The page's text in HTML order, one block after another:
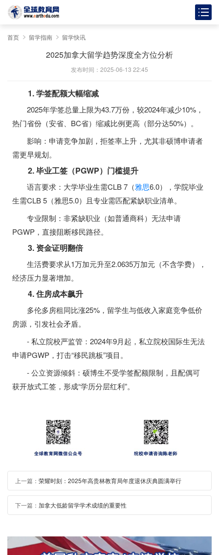
首页 留学指南 留学快讯
2025加拿大留学趋势深度全方位分析
发布时间：2025-06-13 22:45
1. 学签配额大幅缩减
2025年学签总量上限为43.7万份，较2024年减少10%，
热门省份（安省、BC省）缩减比例更高（部分达50%）。
影响：申请竞争加剧，拒签率上升，尤其非硕博申请者
需更早规划。
2. 毕业工签（PGWP）门槛提升
语言要求：大学毕业生需CLB 7（雅思6.0），学院毕业
生需CLB 5（雅思5.0）且专业需匹配紧缺职业清单。
专业限制：非紧缺职业（如普通商科）无法申请
PGWP，直接阻断移民路径。
3. 资金证明翻倍
生活费要求从1万加元升至2.0635万加元（不含学费），
经济压力显著增加。
4. 住房成本飙升
多伦多房租同比涨25%，留学生与低收入家庭竞争低价
房源，引发社会矛盾。
- 私立院校严监管：2024年9月起，私立院校国际生无法
申请PGWP，打击“移民跳板”项目。
- 公立资源倾斜：硕博生不受学签配额限制，且配偶可
获开放式工签，形成“学历分层红利”。
上一篇： 荣耀时刻：2025年高贵林教育局年度退休庆典圆满举行
下一篇： 加拿大低龄留学学术成绩的重要性